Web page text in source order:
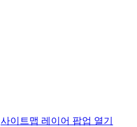
사이트맵 레이어 팝업 열기